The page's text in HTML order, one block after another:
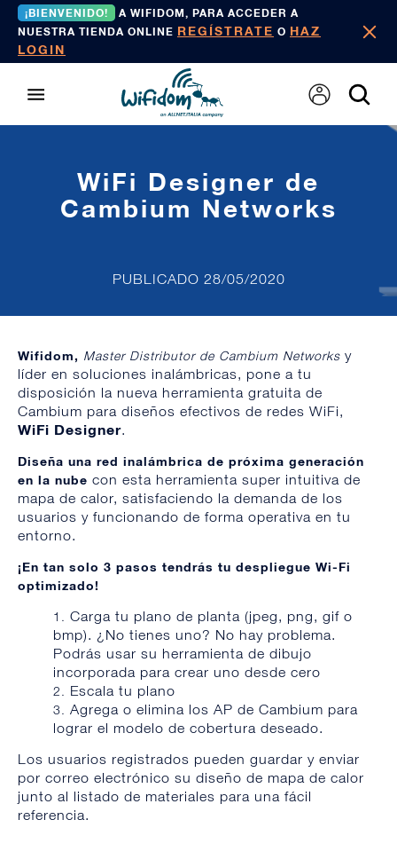
¡BIENVENIDO!
A WIFIDOM, PARA ACCEDER A
NUESTRA TIENDA ONLINE REGÍSTRATE O HAZ
LOGIN
WiFi Designer de
Cambium Networks
PUBLICADO 28/05/2020
Wifidom, Master Distributor de Cambium Networks y
líder en soluciones inalámbricas, pone a tu
disposición la nueva herramienta gratuita de
Cambium para diseños efectivos de redes WiFi,
WiFi Designer.
Diseña una red inalámbrica de próxima generación
en la nube con esta herramienta super intuitiva de
mapa de calor, satisfaciendo la demanda de los
usuarios y funcionando de forma operativa en tu
entorno.
¡En tan solo 3 pasos tendrás tu despliegue Wi-Fi
optimizado!
Carga tu plano de planta (jpeg, png, gif o
bmp). ¿No tienes uno? No hay problema.
Podrás usar su herramienta de dibujo
incorporada para crear uno desde cero
Escala tu plano
Agrega o elimina los AP de Cambium para
lograr el modelo de cobertura deseado.
Los usuarios registrados pueden guardar y enviar
por correo electrónico su diseño de mapa de calor
junto al listado de materiales para una fácil
referencia.